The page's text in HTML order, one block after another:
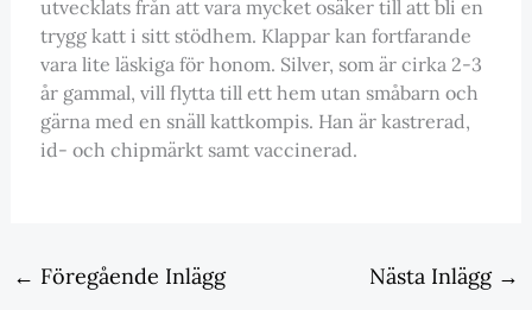
utvecklats från att vara mycket osäker till att bli en
trygg katt i sitt stödhem. Klappar kan fortfarande
vara lite läskiga för honom. Silver, som är cirka 2-3
år gammal, vill flytta till ett hem utan småbarn och
gärna med en snäll kattkompis. Han är kastrerad,
id- och chipmärkt samt vaccinerad.
← Föregående Inlägg Nästa Inlägg →